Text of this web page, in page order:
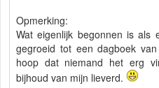
Opmerking:
Wat eigenlijk begonnen is als
gegroeid tot een dagboek
hoop dat niemand het erg
bijhoud van mijn lieverd.